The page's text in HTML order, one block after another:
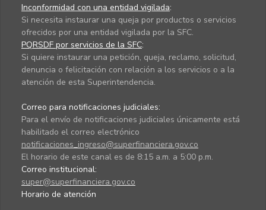
Inconformidad con una entidad vigilada:
Si necesita instaurar una queja por productos o servicios
ofrecidos por una entidad vigilada por la SFC.
PQRSDF por servicios de la SFC:
Si quiere instaurar una petición, queja, reclamo, solicitud,
denuncia o felicitación con relación a los servicios o a la
atención de esta Superintendencia.
Correo para notificaciones judiciales:
Para el envío de notificaciones judiciales únicamente está
habilitado el correo electrónico
notificaciones_ingreso@superfinanciera.gov.co
El horario de este canal es de 8:15 a.m. a 5:00 p.m.
Correo institucional:
super@superfinanciera.gov.co
Horario de atención